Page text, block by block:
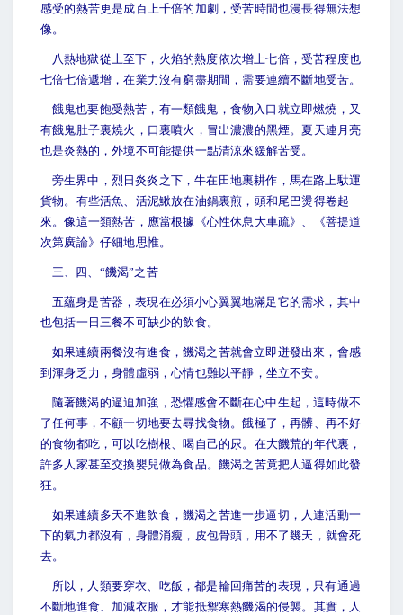
感受的熱苦更是成百上千倍的加劇，受苦時間也漫長得無法想
像。
八熱地獄從上至下，火焰的熱度依次增上七倍，受苦程度也
七倍七倍遞增，在業力沒有窮盡期間，需要連續不斷地受苦。
餓鬼也要飽受熱苦，有一類餓鬼，食物入口就立即燃燒，又
有餓鬼肚子裏燒火，口裏噴火，冒出濃濃的黑煙。夏天連月亮
也是炎熱的，外境不可能提供一點清涼來緩解苦受。
旁生界中，烈日炎炎之下，牛在田地裏耕作，馬在路上馱運
貨物。有些活魚、活泥鰍放在油鍋裏煎，頭和尾巴燙得卷起
來。像這一類熱苦，應當根據《心性休息大車疏》、《菩提道
次第廣論》仔細地思惟。
三、四、“饑渴”之苦
五蘊身是苦器，表現在必須小心翼翼地滿足它的需求，其中
也包括一日三餐不可缺少的飲食。
如果連續兩餐沒有進食，饑渴之苦就會立即迸發出來，會感
到渾身乏力，身體虛弱，心情也難以平靜，坐立不安。
隨著饑渴的逼迫加強，恐懼感會不斷在心中生起，這時做不
了任何事，不顧一切地要去尋找食物。餓極了，再髒、再不好
的食物都吃，可以吃樹根、喝自己的尿。在大饑荒的年代裏，
許多人家甚至交換嬰兒做為食品。饑渴之苦竟把人逼得如此發
狂。
如果連續多天不進飲食，饑渴之苦進一步逼切，人連活動一
下的氣力都沒有，身體消瘦，皮包骨頭，用不了幾天，就會死
去。
所以，人類要穿衣、吃飯，都是輪回痛苦的表現，只有通過
不斷地進食、加減衣服，才能抵禦寒熱饑渴的侵襲。其實，人